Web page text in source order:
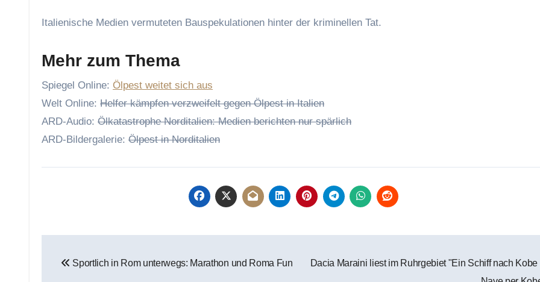
Italienische Medien vermuteten Bauspekulationen hinter der kriminellen Tat.
Mehr zum Thema
Spiegel Online: Ölpest weitet sich aus
Welt Online: Helfer kämpfen verzweifelt gegen Ölpest in Italien
ARD-Audio: Ölkatastrophe Norditalien: Medien berichten nur spärlich
ARD-Bildergalerie: Ölpest in Norditalien
Sportlich in Rom unterwegs: Marathon und Roma Fun
Dacia Maraini liest im Ruhrgebiet "Ein Schiff nach Kobe